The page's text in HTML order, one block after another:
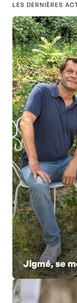
LES DERNIÈRES
Jigmé, se